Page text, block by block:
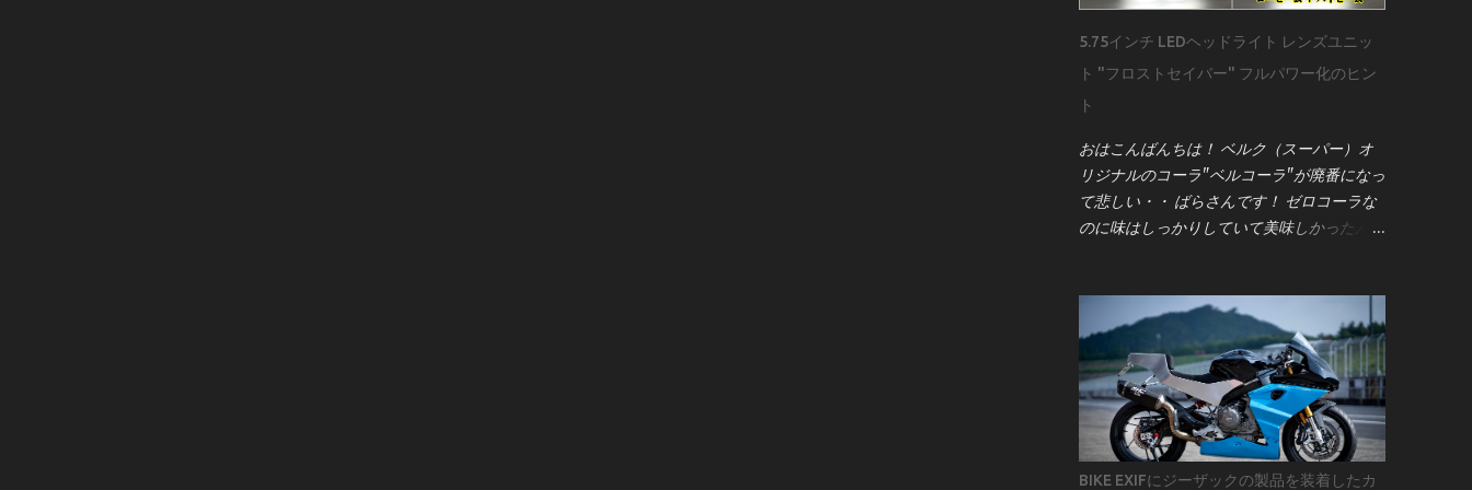
備するのかを、実際の配線図とサービスマニ
ュアルをもとに詳しく解説していきます。
用意するのは 車両のサービスマニュアル ま
重要性 です。 昔のキャブ車なら「電源とア
ース」程度で済むこともありましたが、現代
のインジェクション車はECU（エンジンコン
トロールユニット）と各種センサーが複雑に
統に影響を与える可能性があります。 サー
ビスマニュアルには、配線図・電圧値・セン
サー仕様など、作業に必要な情報がすべて記
載されています。僕は「バイクを買ったら最
初に買うべきものはサービスマニュアル」と
考えるほど。これがない状態で作業するの
は、まさに暗闇を手探りで進むようなもので
5.75インチ LEDヘッドライト レンズユニッ
ト "フロストセイバー" フルパワー化のヒン
ト
おはこんばんちは！ ベルク（スーパー）オ
リジナルのコーラ"ベルコーラ"が廃番になっ
て悲しい・・ ばらさんです！ ゼロコーラな
のに味はしっかりしていて美味しかったんだ
イバー］ について。 このユニット、点灯領
域が「上部」「中部」「下部」に分かれてい
て、 上部：ロービーム＋ハイビーム 中部：
左右ポジションライト＋中央ロービーム 下
部：ハイビーム という構造になっていま
す。 ポジションライトは常時点灯なので今
回は省略。 この記事では、 **ロービームと
BIKE EXIFにジーザックの製品を装着したカ